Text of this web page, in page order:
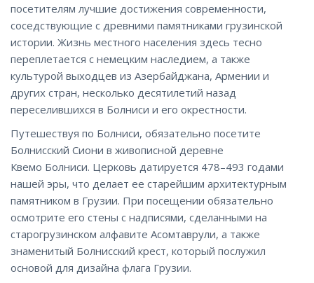
посетителям лучшие достижения современности,
соседствующие с древними памятниками грузинской
истории. Жизнь местного населения здесь тесно
переплетается с немецким наследием, а также
культурой выходцев из Азербайджана, Армении и
других стран, несколько десятилетий назад
переселившихся в Болниси и его окрестности.
Путешествуя по Болниси, обязательно посетите
Болнисский Сиони в живописной деревне
Квемо Болниси. Церковь датируется 478–493 годами
нашей эры, что делает ее старейшим архитектурным
памятником в Грузии. При посещении обязательно
осмотрите его стены с надписями, сделанными на
старогрузинском алфавите Асомтаврули, а также
знаменитый Болнисский крест, который послужил
основой для дизайна флага Грузии.